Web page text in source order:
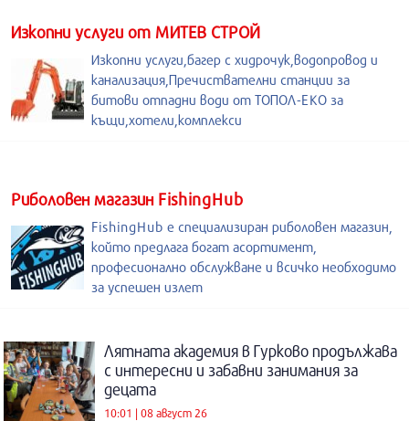
Изкопни услуги от МИТЕВ СТРОЙ
Изкопни услуги,багер с хидрочук,водопровод и
канализация,Пречиствателни станции за
битови отпадни води от ТОПОЛ-ЕКО за
къщи,хотели,комплекси
Риболовен магазин FishingHub
FishingHub е специализиран риболовен магазин,
който предлага богат асортимент,
професионално обслужване и всичко необходимо
за успешен излет
Лятната академия в Гурково продължава
с интересни и забавни занимания за
децата
10:01 | 08 август 26